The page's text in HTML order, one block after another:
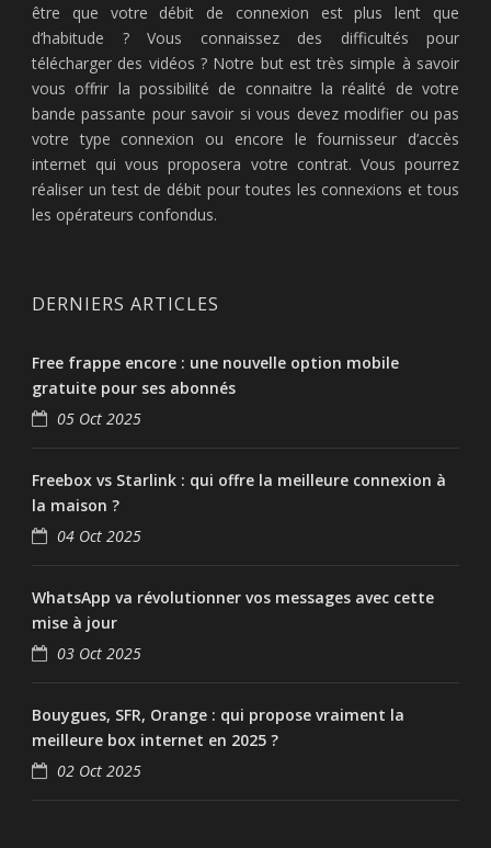
être que votre débit de connexion est plus lent que
d’habitude ? Vous connaissez des difficultés pour
télécharger des vidéos ? Notre but est très simple à savoir
vous offrir la possibilité de connaitre la réalité de votre
bande passante pour savoir si vous devez modifier ou pas
votre type connexion ou encore le fournisseur d’accès
internet qui vous proposera votre contrat. Vous pourrez
réaliser un test de débit pour toutes les connexions et tous
les opérateurs confondus.
DERNIERS ARTICLES
Free frappe encore : une nouvelle option mobile
gratuite pour ses abonnés
05 Oct 2025
Freebox vs Starlink : qui offre la meilleure connexion à
la maison ?
04 Oct 2025
WhatsApp va révolutionner vos messages avec cette
mise à jour
03 Oct 2025
Bouygues, SFR, Orange : qui propose vraiment la
meilleure box internet en 2025 ?
02 Oct 2025